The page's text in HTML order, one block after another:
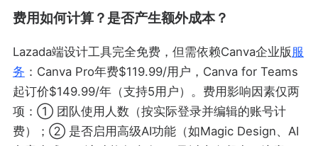
费用如何计算？是否产生额外成本？
Lazada端设计工具完全免费，但需依赖Canva企业版服
务 ：Canva Pro年费$119.99/用户，Canva for Teams
起订价$149.99/年（支持5用户）。费用影响因素仅两
项：① 团队使用人数（按实际登录并编辑的账号计
费）；② 是否启用高级AI功能（如Magic Design、AI